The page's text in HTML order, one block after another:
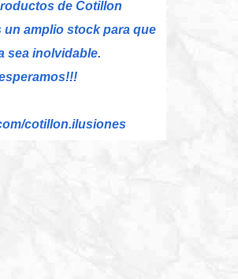
de Cotillon
un amplio stock para que
sea inolvidable.
cotillon.ilusiones